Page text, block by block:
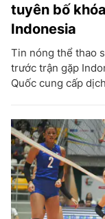
tuyên bố
Indonesia
Tin nóng thể thao
trước trận gặp
Quốc cung cấp